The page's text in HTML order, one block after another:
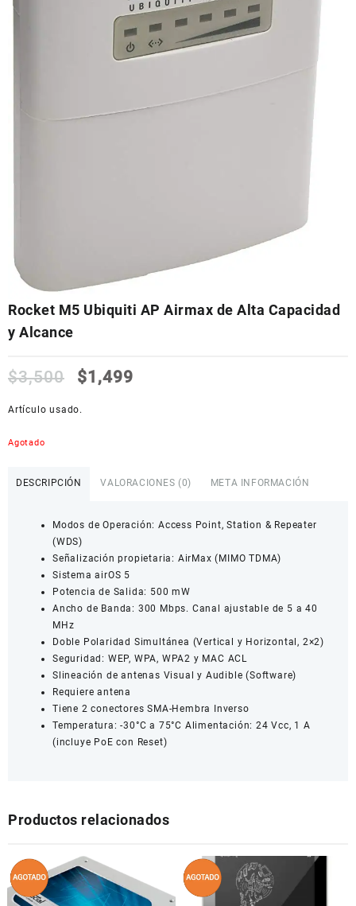
Rocket M5 Ubiquiti AP Airmax de Alta Capacidad
y Alcance
$3,500 $1,499
Artículo usado.
Agotado
DESCRIPCIÓN VALORACIONES (0) META INFORMACIÓN
Modos de Operación: Access Point, Station & Repeater
(WDS)
Señalización propietaria: AirMax (MIMO TDMA)
Sistema airOS 5
Potencia de Salida: 500 mW
Ancho de Banda: 300 Mbps. Canal ajustable de 5 a 40
MHz
Doble Polaridad Simultánea (Vertical y Horizontal, 2×2)
Seguridad: WEP, WPA, WPA2 y MAC ACL
Slineación de antenas Visual y Audible (Software)
Requiere antena
Tiene 2 conectores SMA-Hembra Inverso
Temperatura: -30°C a 75°C Alimentación: 24 Vcc, 1 A
(incluye PoE con Reset)
Productos relacionados